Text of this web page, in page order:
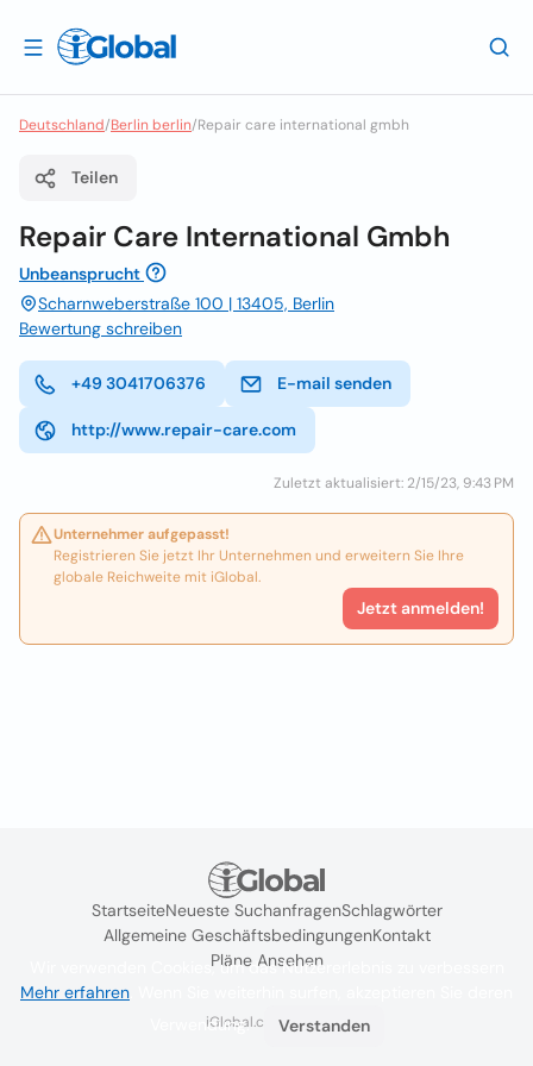
Deutschland/Berlin berlin/Repair care international gmbh
Teilen
Repair Care International Gmbh
Unbeansprucht
Scharnweberstraße 100 | 13405, Berlin
Bewertung schreiben
+49 3041706376 E-mail senden
http://www.repair-care.com
Zuletzt aktualisiert: 2/15/23, 9:43 PM
Unternehmer aufgepasst!
Registrieren Sie jetzt Ihr Unternehmen und erweitern Sie Ihre
globale Reichweite mit iGlobal.
Jetzt anmelden!
StartseiteNeueste SuchanfragenSchlagwörter
Allgemeine GeschäftsbedingungenKontakt
Pläne Ansehen
iGlobal.co @ 2024
Wir verwenden Cookies, um das Nutzererlebnis zu verbessern
Mehr erfahren
Verwendung.
Verstanden